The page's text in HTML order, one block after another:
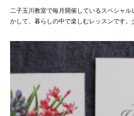
二子玉川教室で毎月開催しているスペシャ
かして、暮らしの中で楽しむレッスンです